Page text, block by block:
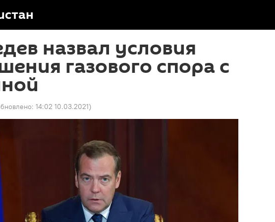
назвал условия
газового спора с
14:02 10.03.2021)